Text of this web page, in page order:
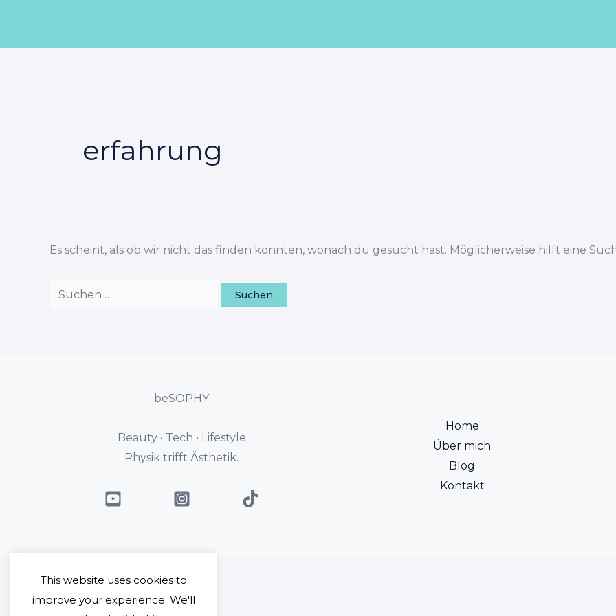
springen
erfahrung
Es scheint, als ob wir nicht das finden konnten, wonach du gesucht hast. Möglicherweise hilft eine
beSOPHY
Beauty • Tech • Lifestyle
Physik trifft Ästhetik.
Home
Über mich
Blog
Kontakt
This website uses cookies to
improve your experience. We'll